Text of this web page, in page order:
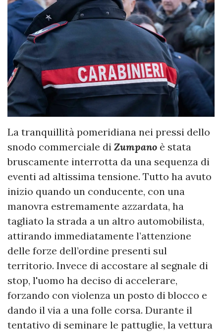
​La tranquillità pomeridiana nei pressi dello
snodo commerciale di Zumpano è stata
bruscamente interrotta da una sequenza di
eventi ad altissima tensione. Tutto ha avuto
inizio quando un conducente, con una
manovra estremamente azzardata, ha
tagliato la strada a un altro automobilista,
attirando immediatamente l’attenzione
delle forze dell’ordine presenti sul
territorio. Invece di accostare al segnale di
stop, l'uomo ha deciso di accelerare,
forzando con violenza un posto di blocco e
dando il via a una folle corsa. Durante il
tentativo di seminare le pattuglie, la vettura